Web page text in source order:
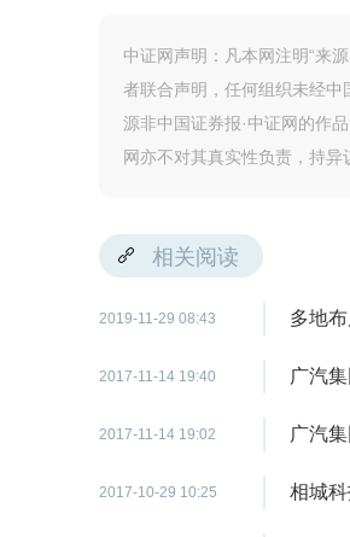
中证网声明：凡本网注明“来
者联合声明，任何组织未经
源非中国证券报·中证网的作
网亦不对其真实性负责，持异
相关阅读
2019-11-29 08:43 多地
2017-11-14 19:40 广汽
2017-11-14 19:02 广汽
2017-10-29 10:25 相城